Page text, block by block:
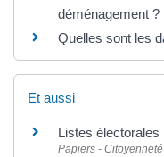
déménagement ?
Quelles sont les
Et aussi
Listes électorales
Papiers -